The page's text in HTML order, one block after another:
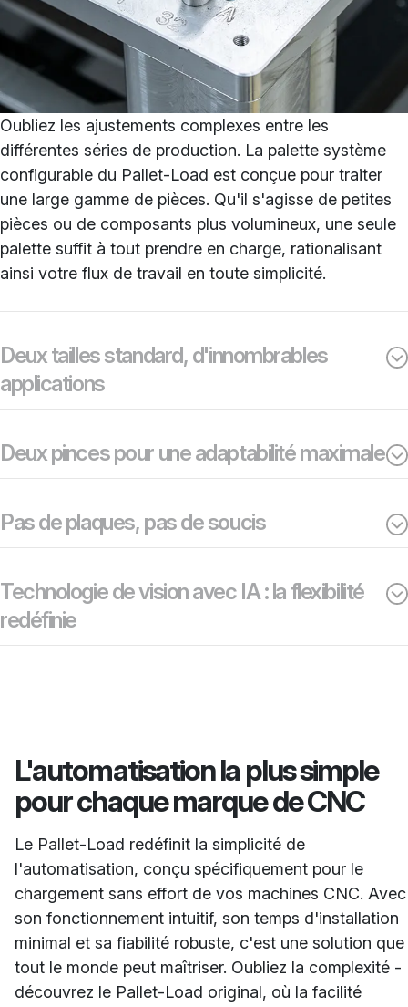
Oubliez les ajustements complexes entre les
différentes séries de production. La palette système
configurable du Pallet-Load est conçue pour traiter
une large gamme de pièces. Qu'il s'agisse de petites
pièces ou de composants plus volumineux, une seule
palette suffit à tout prendre en charge, rationalisant
ainsi votre flux de travail en toute simplicité.
Deux tailles standard, d'innombrables
applications
Deux pinces pour une adaptabilité maximale
Pas de plaques, pas de soucis
Technologie de vision avec IA : la flexibilité
redéfinie
L'automatisation la plus simple
pour chaque marque de CNC
Le Pallet-Load redéfinit la simplicité de
l'automatisation, conçu spécifiquement pour le
chargement sans effort de vos machines CNC. Avec
son fonctionnement intuitif, son temps d'installation
minimal et sa fiabilité robuste, c'est une solution que
tout le monde peut maîtriser. Oubliez la complexité -
découvrez le Pallet-Load original, où la facilité